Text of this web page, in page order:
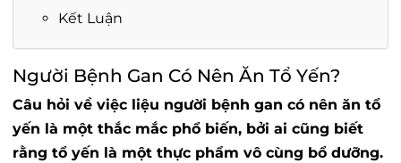
Kết Luận
Người Bệnh Gan Có Nên Ăn Tổ Yến?
Câu hỏi về việc liệu người bệnh gan có nên ăn tổ
yến là một thắc mắc phổ biến, bởi ai cũng biết
rằng tổ yến là một thực phẩm vô cùng bổ dưỡng.